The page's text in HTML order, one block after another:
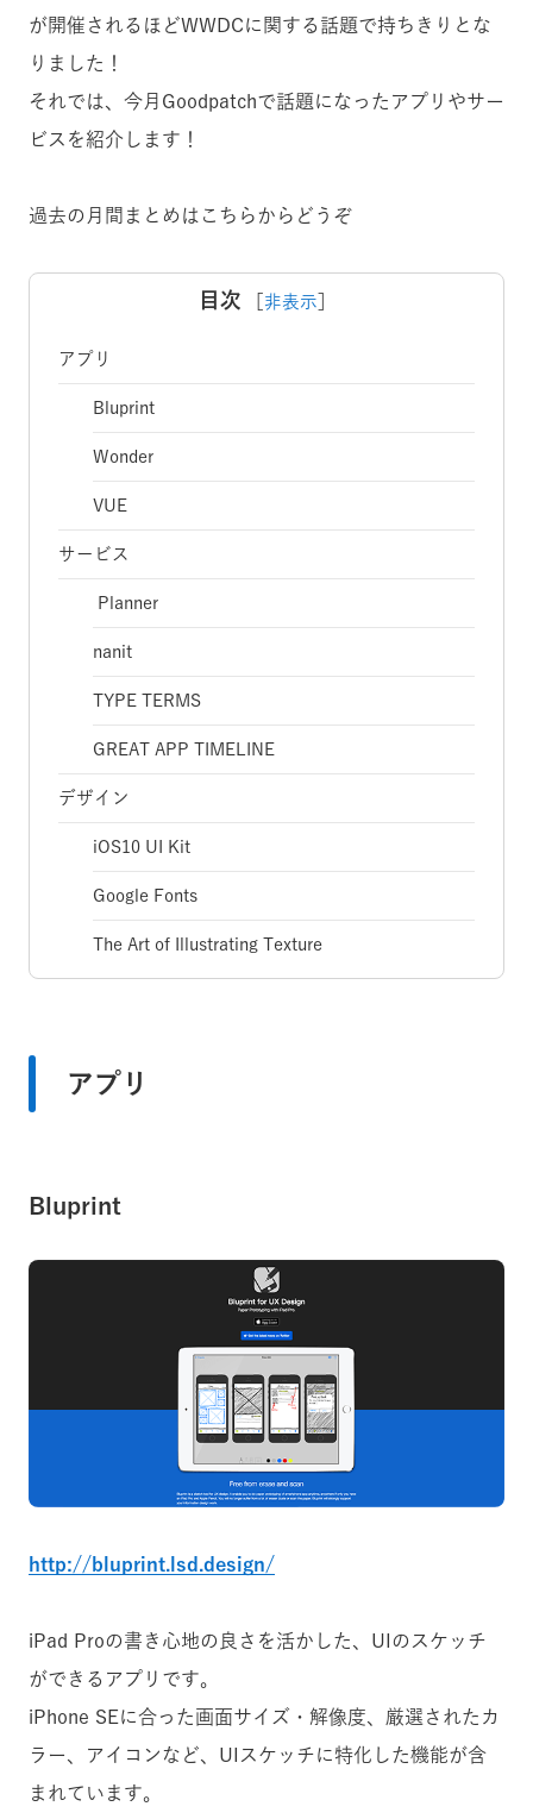
が開催されるほどWWDCに関する話題で持ちきりとな
りました！
それでは、今月Goodpatchで話題になったアプリやサー
ビスを紹介します！
過去の月間まとめはこちらからどうぞ
目次 非表示
アプリ
Bluprint
Wonder
VUE
サービス
Planner
nanit
TYPE TERMS
GREAT APP TIMELINE
デザイン
iOS10 UI Kit
Google Fonts
The Art of Illustrating Texture
アプリ
Bluprint
http://bluprint.lsd.design/
iPad Proの書き心地の良さを活かした、UIのスケッチ
ができるアプリです。
iPhone SEに合った画面サイズ・解像度、厳選されたカ
ラー、アイコンなど、UIスケッチに特化した機能が含
まれています。